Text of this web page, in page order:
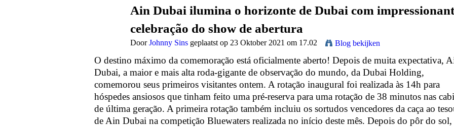
Ain Dubai ilumina o horizonte de Dubai com
celebração do show de abertura
DoorJohnny Sins geplaatst op 23 Oktober 2021 om 17.02 Blog bekijken
O destino máximo da comemoração está oficialmente aberto! Depois de muita expectativa,
Dubai, a maior e mais alta roda-gigante de observação do mundo, da Dubai Holding,
comemorou seus primeiros visitantes ontem. A rotação inaugural foi realizada às 14h para
hóspedes ansiosos que tinham feito uma pré-reserva para uma rotação de 38 minutos nas
de última geração. A primeira rotação também incluiu os sortudos vencedores da caça ao
de Ain Dubai na competição Bluewaters realizada no início deste mês. Depois do pôr do sol,